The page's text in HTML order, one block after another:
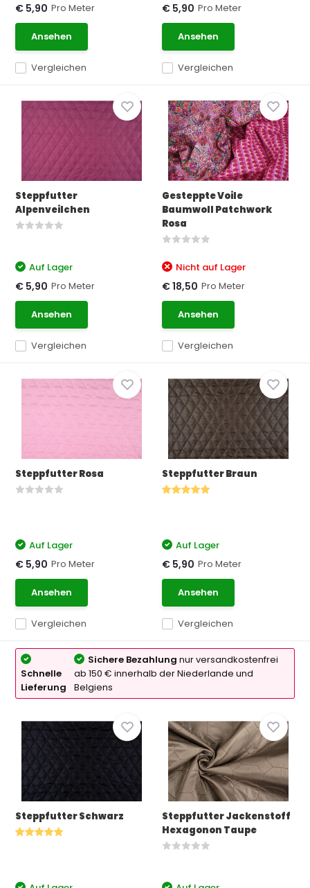
Vergleichen
€ 5,90 Pro Meter
Ansehen
Vergleichen
€ 5,90 Pro Meter
Ansehen
Steppfutter
Alpenveilchen
Vergleichen
Auf Lager
€ 5,90 Pro Meter
Ansehen
Gesteppte Voile
Baumwoll Patchwork
Rosa
Vergleichen
Nicht auf Lager
€ 18,50 Pro Meter
Ansehen
Steppfutter Rosa
Vergleichen
Auf Lager
€ 5,90 Pro Meter
Ansehen
Steppfutter Braun
Vergleichen
Auf Lager
€ 5,90 Pro Meter
Ansehen
Schnelle
Lieferung
Sichere Bezahlung nur versandkostenfrei
ab 150 € innerhalb der Niederlande und
Belgiens
Steppfutter Schwarz
Steppfutter Jackenstoff
Hexagonon Taupe